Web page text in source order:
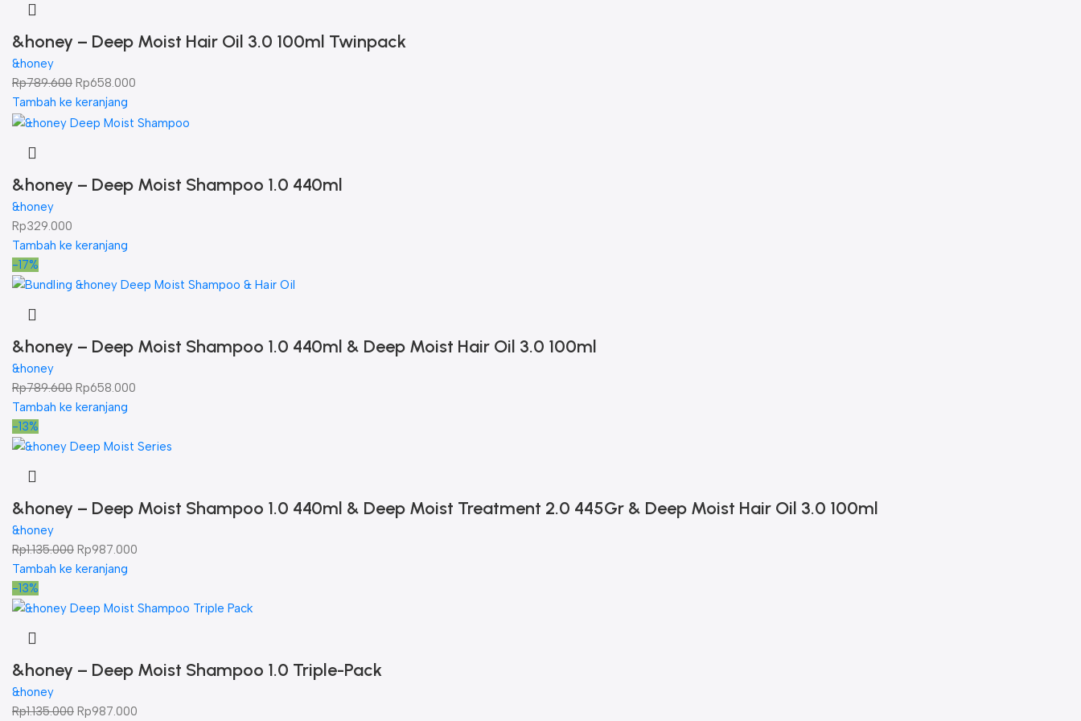
&honey – Deep Moist Hair Oil 3.0 100ml Twinpack
&honey
Rp789.600 Rp658.000
Tambah ke keranjang
&honey – Deep Moist Shampoo 1.0 440ml
&honey
Rp329.000
Tambah ke keranjang
-17%
&honey – Deep Moist Shampoo 1.0 440ml & Deep Moist Hair Oil 3.0 100ml
&honey
Rp789.600 Rp658.000
Tambah ke keranjang
-13%
&honey – Deep Moist Shampoo 1.0 440ml & Deep Moist Treatment 2.0 445Gr & Deep Moist Hair Oil 3.0 100ml
&honey
Rp1.135.000 Rp987.000
Tambah ke keranjang
-13%
&honey – Deep Moist Shampoo 1.0 Triple-Pack
&honey
Rp1.135.000 Rp987.000